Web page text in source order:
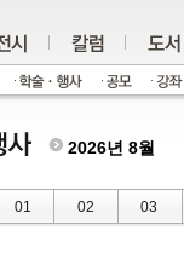
2026년 8월
01 02 03